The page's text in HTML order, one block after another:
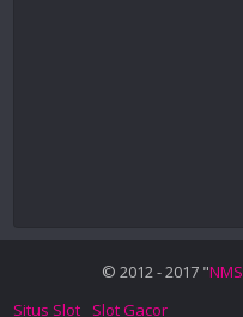
© 2012 - 2017 "
Situs Slot
Slot Gacor